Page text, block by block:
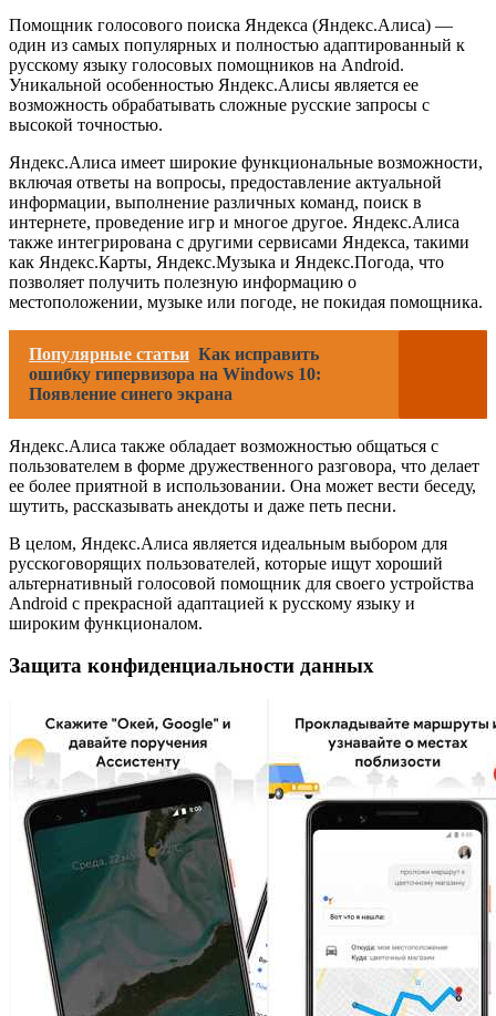
Помощник голосового поиска Яндекса (Яндекс.Алиса) —
один из самых популярных и полностью адаптированный к
русскому языку голосовых помощников на Android.
Уникальной особенностью Яндекс.Алисы является ее
возможность обрабатывать сложные русские запросы с
высокой точностью.
Яндекс.Алиса имеет широкие функциональные возможности,
включая ответы на вопросы, предоставление актуальной
информации, выполнение различных команд, поиск в
интернете, проведение игр и многое другое. Яндекс.Алиса
также интегрирована с другими сервисами Яндекса, такими
как Яндекс.Карты, Яндекс.Музыка и Яндекс.Погода, что
позволяет получить полезную информацию о
местоположении, музыке или погоде, не покидая помощника.
Популярные статьи Как исправить
ошибку гипервизора на Windows 10:
Появление синего экрана
Яндекс.Алиса также обладает возможностью общаться с
пользователем в форме дружественного разговора, что делает
ее более приятной в использовании. Она может вести беседу,
шутить, рассказывать анекдоты и даже петь песни.
В целом, Яндекс.Алиса является идеальным выбором для
русскоговорящих пользователей, которые ищут хороший
альтернативный голосовой помощник для своего устройства
Android с прекрасной адаптацией к русскому языку и
широким функционалом.
Защита конфиденциальности данных